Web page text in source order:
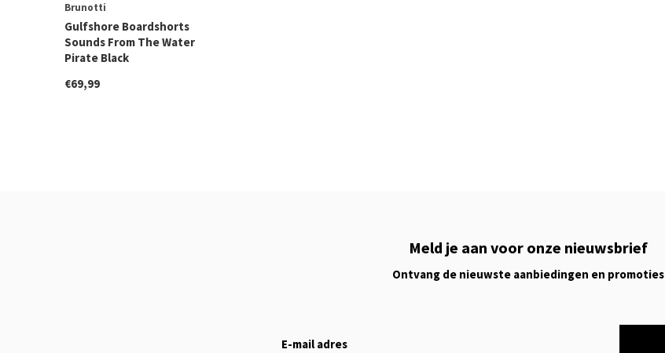
Brunotti
Gulfshore Boardshorts
Sounds From The Water
Pirate Black
€69,99
Meld je aan voor onze nieuwsbrief
Ontvang de nieuwste aanbiedingen en promoties